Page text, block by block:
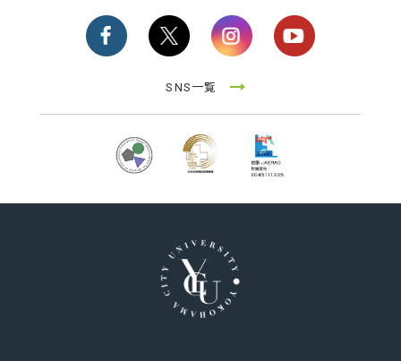
SNS一覧